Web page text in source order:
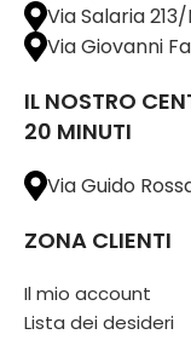
Via Salaria
Via Giovanni
IL NOSTRO
20 MINUTI
Via Guido
ZONA CLIENTI
Il mio account
Lista dei desideri